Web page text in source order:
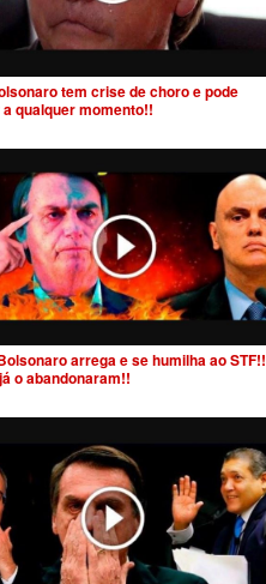
tem crise de choro e pode
qualquer momento!!
arrega e se humilha ao STF!!
o abandonaram!!